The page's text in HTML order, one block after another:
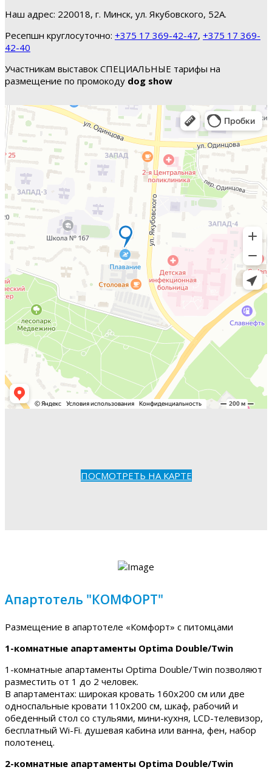
Наш адрес: 220018, г. Минск, ул. Якубовского, 52А.
Ресепшн круглосуточно: +375 17 369-42-47, +375 17 369-
42-40
Участникам выставок СПЕЦИАЛЬНЫЕ тарифы на
размещение по промокоду dog show
ПОСМОТРЕТЬ НА КАРТЕ
Апартотель "КОМФОРТ"
Размещение в апартотеле «Комфорт» с питомцами
1-комнатные апартаменты Optima Double/Twin
1-комнатные апартаменты Optima Double/Twin позволяют
разместить от 1 до 2 человек.
В апартаментах: широкая кровать 160х200 см или две
односпальные кровати 110х200 см, шкаф, рабочий и
обеденный стол со стульями, мини-кухня, LCD-телевизор,
бесплатный Wi-Fi. душевая кабина или ванна, фен, набор
полотенец.
2-комнатные апартаменты Optima Double/Twin